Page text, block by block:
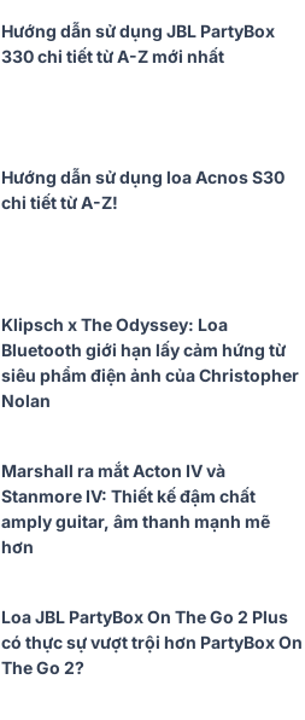
Hướng dẫn sử dụng JBL PartyBox
330 chi tiết từ A-Z mới nhất
Hướng dẫn sử dụng loa Acnos S30
chi tiết từ A-Z!
Klipsch x The Odyssey: Loa
Bluetooth giới hạn lấy cảm hứng từ
siêu phẩm điện ảnh của Christopher
Nolan
Marshall ra mắt Acton IV và
Stanmore IV: Thiết kế đậm chất
amply guitar, âm thanh mạnh mẽ
hơn
Loa JBL PartyBox On The Go 2 Plus
có thực sự vượt trội hơn PartyBox On
The Go 2?